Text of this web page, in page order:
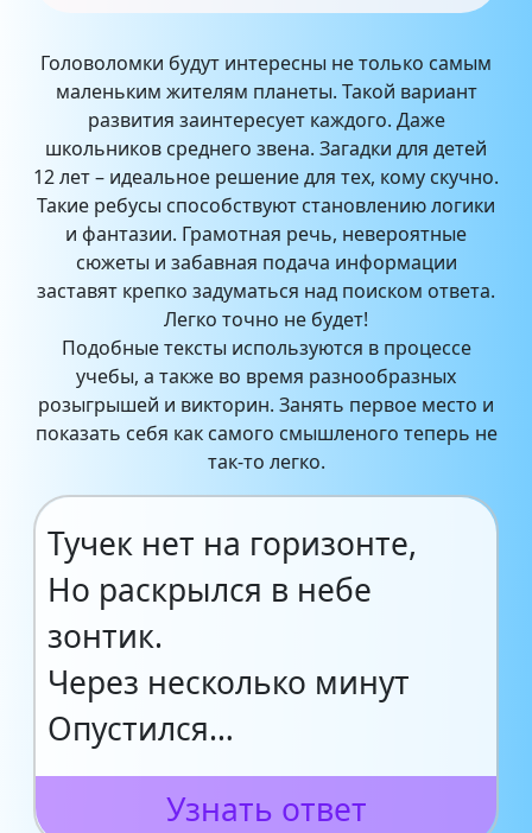
Головоломки будут интересны не только самым
маленьким жителям планеты. Такой вариант
развития заинтересует каждого. Даже
школьников среднего звена. Загадки для детей
12 лет – идеальное решение для тех, кому скучно.
Такие ребусы способствуют становлению логики
и фантазии. Грамотная речь, невероятные
сюжеты и забавная подача информации
заставят крепко задуматься над поиском ответа.
Легко точно не будет!
Подобные тексты используются в процессе
учебы, а также во время разнообразных
розыгрышей и викторин. Занять первое место и
показать себя как самого смышленого теперь не
так-то легко.
Тучек нет на горизонте,
Но раскрылся в небе
зонтик.
Через несколько минут
Опустился…
Узнать ответ